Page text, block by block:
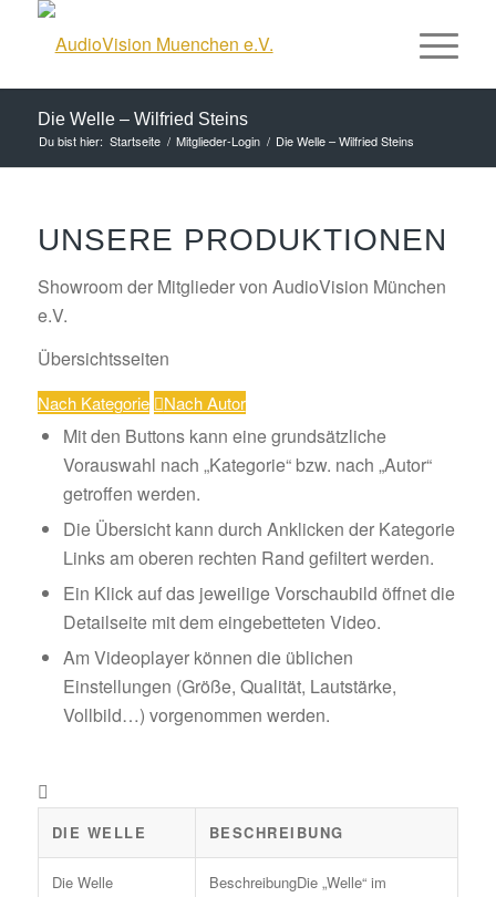
Die Welle – Wilfried Steins
Du bist hier: Startseite / Mitglieder-Login / Die Welle – Wilfried Steins
UNSERE PRODUKTIONEN
Showroom der Mitglieder von AudioVision München
e.V.
Übersichtsseiten
Nach Kategorie Nach Autor
Mit den Buttons kann eine grundsätzliche
Vorauswahl nach „Kategorie“ bzw. nach „Autor“
getroffen werden.
Die Übersicht kann durch Anklicken der Kategorie
Links am oberen rechten Rand gefiltert werden.
Ein Klick auf das jeweilige Vorschaubild öffnet die
Detailseite mit dem eingebetteten Video.
Am Videoplayer können die üblichen
Einstellungen (Größe, Qualität, Lautstärke,
Vollbild…) vorgenommen werden.
DIE WELLE BESCHREIBUNG
Die „Welle“ im